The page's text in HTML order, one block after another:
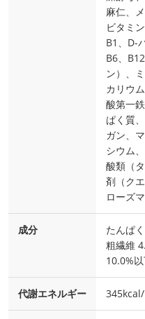
麻仁、
ビタミ
B1、D-
B6、
ン）、
カリウ
酸第一
ぱく質
ガン、
シウム
酸類（
剤（ク
ローズ
成分
たんぱ
粗繊維
10.0%以
代謝エネルギー 345kcal/